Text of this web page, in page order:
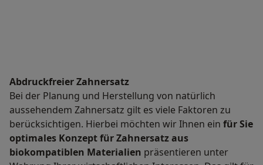
Abdruckfreier Zahnersatz
Bei der Planung und Herstellung von natürlich
aussehendem Zahnersatz gilt es viele Faktoren zu
berücksichtigen. Hierbei möchten wir Ihnen ein für Sie
optimales Konzept für Zahnersatzaus
biokompatiblen Materialien präsentieren unter